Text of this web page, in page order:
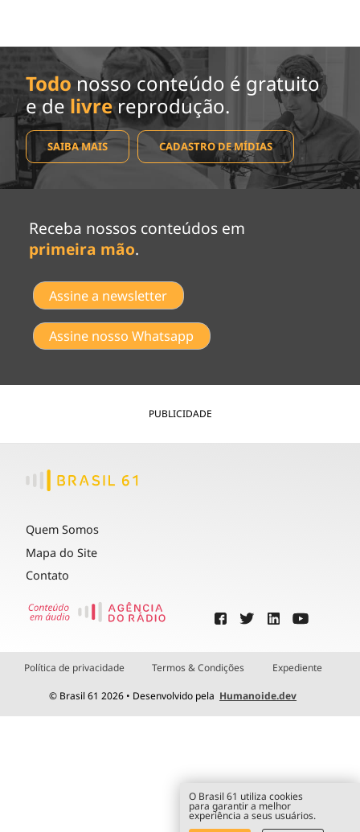
Todo nosso conteúdo é gratuito
e de livrereprodução.
SAIBA MAIS CADASTRO DE MÍDIAS
Receba nossos conteúdos em
primeira mão.
Assine a newsletter
Assine nosso Whatsapp
PUBLICIDADE
Quem Somos
Mapa do Site
Contato
Política de privacidade Termos & Condições Expediente
© Brasil 61 2026 • Desenvolvido pela Humanoide.dev
O Brasil 61 utiliza cookies
para garantir a melhor
experiência a seus usuários.